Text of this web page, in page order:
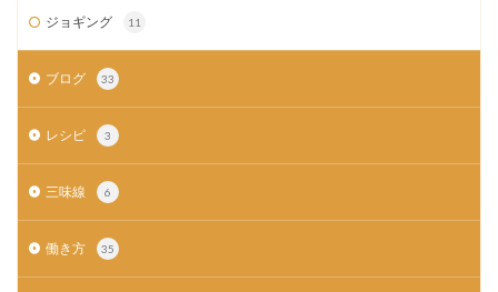
ジョギング 11
ブログ 33
レシピ 3
三味線 6
働き方 35